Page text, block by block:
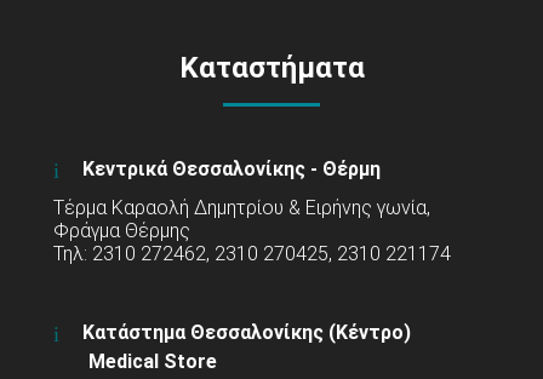
Καταστήματα
Κεντρικά Θεσσαλονίκης - Θέρμη
Τέρμα Καραολή Δημητρίου & Ειρήνης γωνία,
Φράγμα Θέρμης
Τηλ: 2310 272462, 2310 270425, 2310 221174
Κατάστημα Θεσσαλονίκης (Κέντρο)
Medical Store